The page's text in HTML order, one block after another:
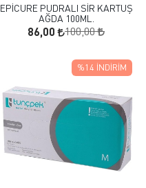
EPİCURE PUDRALI SİR KARTUŞ
AĞDA 100ML.
86,00 100,00
%14 İNDIRIM